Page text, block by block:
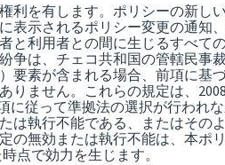
利を有します。ポリシーの新し
表示されるポリシー変更の通知
と利用者との間に生じるすべ
争は、チェコ共和国の管轄民事
要素が含まれる場合、前項に
ません。これらの規定は、
に従って準拠法の選択が行われ
は執行不能である、またはそ
の無効または執行不能は、本ポ
点で効力を生じます。